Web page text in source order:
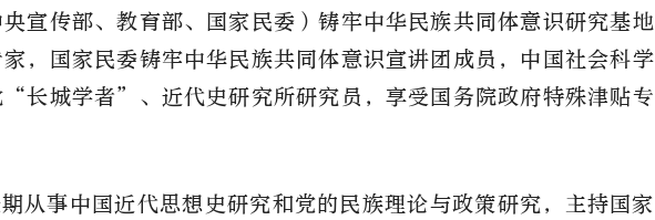
宣传部、教育部、国家民委）铸牢中华民族共同体意识研究基地
，国家民委铸牢中华民族共同体意识宣讲团成员，中国社会科学
“长城学者”、近代史研究所研究员，享受国务院政府特殊津贴专
从事中国近代思想史研究和党的民族理论与政策研究，主持国家